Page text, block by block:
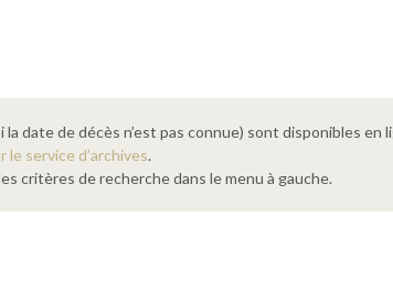
date de décès n’est pas connue) sont disponibles en
le service d’archives.
critères de recherche dans le menu à gauche.